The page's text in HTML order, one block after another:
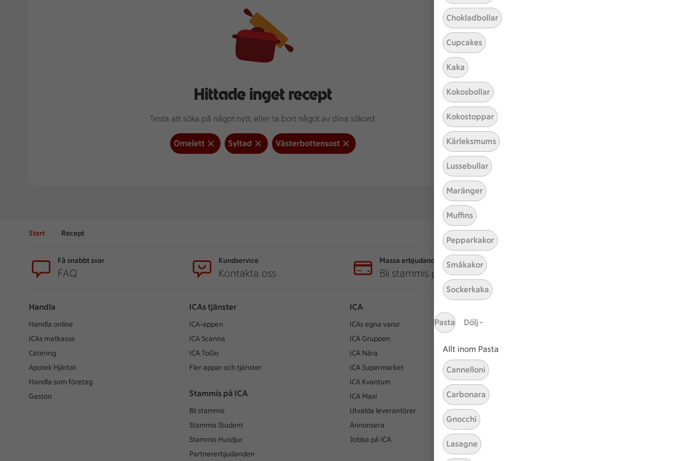
Chokladbollar
Cupcakes
Kaka
Kokosbollar
Kokostoppar
Kärleksmums
Lussebullar
Maränger
Muffins
Pepparkakor
Småkakor
Sockerkaka
Pasta Dölj -
Allt inom Pasta
Cannelloni
Carbonara
Gnocchi
Lasagne
Hittade inget recept
Testa att söka på något nytt, eller ta bort något av dina sökord.
Omelett Syltad Västerbottensost
Start Recept
Få snabbt svar
FAQ
Kundservice
Kontakta oss
Massa erbjudanden
Bli stammis på ICA
Handla
Handla online
ICAs matkasse
Catering
Apotek Hjärtat
Handla som företag
Gaston
ICAs tjänster
ICA-appen
ICA Scanna
ICA ToGo
Fler appar och tjänster
Stammis på ICA
Bli stammis
Stammis Student
Stammis Husdjur
Partnererbjudanden
ICA
ICAs egna varor
ICA Gruppen
ICA Nära
ICA Supermarket
ICA Kvantum
ICA Maxi
Utvalda leverantörer
Annonsera
Jobba på ICA